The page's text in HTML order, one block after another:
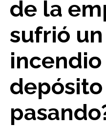
de la
sufrió
incendio
depósito